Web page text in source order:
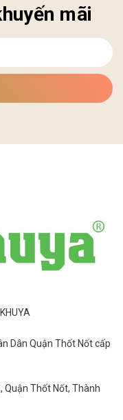
mãi
Dân Quận Thốt Nốt cấp
Quận Thốt Nốt, Thành